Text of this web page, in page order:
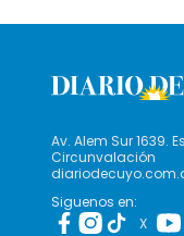
Av. Alem Sur 1639.
Circunvalación
Siguenos en:
X